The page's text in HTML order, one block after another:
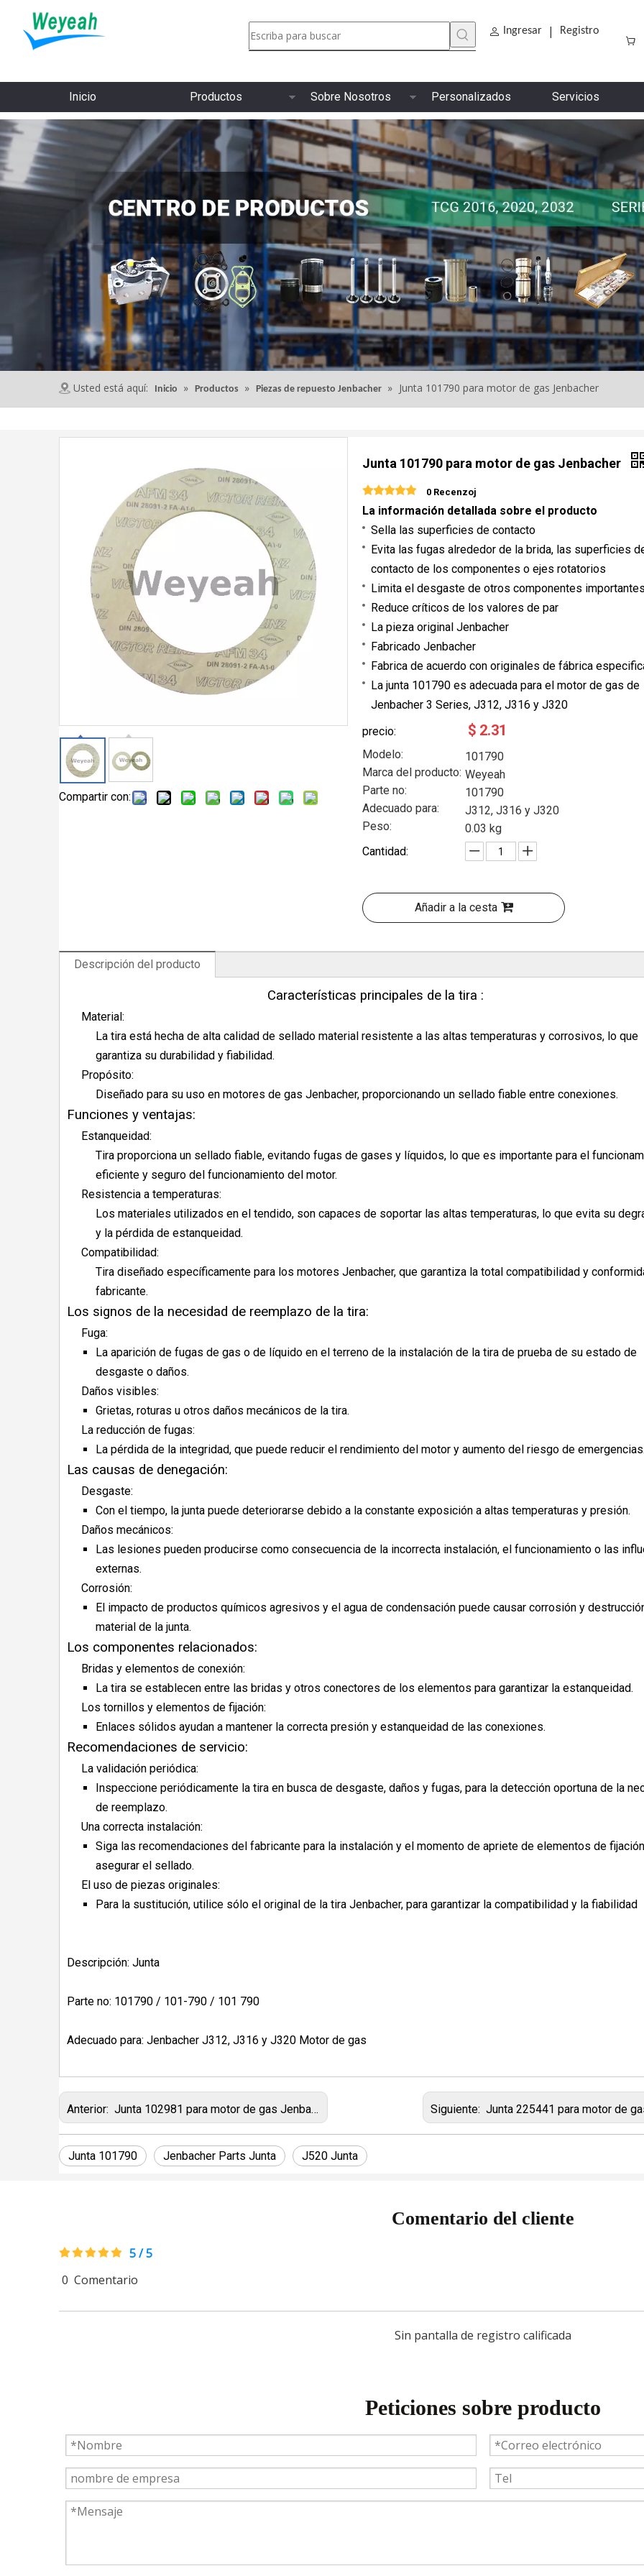
Ingresar | Registro
Inicio Productos Sobre Nosotros Personalizados Servicios
Usted está aquí: Inicio » Productos » Piezas de repuesto Jenbacher » Junta 101790 para motor de gas Jenbacher
Compartir con:
Junta 101790 para motor de gas Jenbacher
0 Recenzoj
La información detallada sobre el producto
Sella las superficies de contacto
Evita las fugas alrededor de la brida, las superficies
contacto de los componentes o ejes rotatorios
Limita el desgaste de otros componentes
Reduce críticos de los valores de par
La pieza original Jenbacher
Fabricado Jenbacher
Fabrica de acuerdo con originales de fábrica
La junta 101790 es adecuada para el motor de gas de
Jenbacher 3 Series, J312, J316 y J320
precio:
$ 2.31
Modelo:
101790
Marca del producto: Weyeah
Parte no:
101790
Adecuado para:
J312, J316 y J320
Peso:
0.03 kg
Cantidad:
Añadir a la cesta
Descripción del producto
Características principales de la tira :
Material:
La tira está hecha de alta calidad de sellado material resistente a las altas temperaturas y corrosivos, lo que
garantiza su durabilidad y fiabilidad.
Propósito:
Diseñado para su uso en motores de gas Jenbacher, proporcionando un sellado fiable entre conexiones.
Funciones y ventajas:
Estanqueidad:
Tira proporciona un sellado fiable, evitando fugas de gases y líquidos, lo que es importante para el
eficiente y seguro del funcionamiento del motor.
Resistencia a temperaturas:
Los materiales utilizados en el tendido, son capaces de soportar las altas temperaturas, lo que evita su
y la pérdida de estanqueidad.
Compatibilidad:
Tira diseñado específicamente para los motores Jenbacher, que garantiza la total compatibilidad y
fabricante.
Los signos de la necesidad de reemplazo de la tira:
Fuga:
La aparición de fugas de gas o de líquido en el terreno de la instalación de la tira de prueba de su estado de
desgaste o daños.
Daños visibles:
Grietas, roturas u otros daños mecánicos de la tira.
La reducción de fugas:
La pérdida de la integridad, que puede reducir el rendimiento del motor y aumento del riesgo de emergencias.
Las causas de denegación:
Desgaste:
Con el tiempo, la junta puede deteriorarse debido a la constante exposición a altas temperaturas y presión.
Daños mecánicos:
Las lesiones pueden producirse como consecuencia de la incorrecta instalación, el funcionamiento o las
externas.
Corrosión:
El impacto de productos químicos agresivos y el agua de condensación puede causar corrosión y
material de la junta.
Los componentes relacionados:
Bridas y elementos de conexión:
La tira se establecen entre las bridas y otros conectores de los elementos para garantizar la estanqueidad.
Los tornillos y elementos de fijación:
Enlaces sólidos ayudan a mantener la correcta presión y estanqueidad de las conexiones.
Recomendaciones de servicio:
La validación periódica:
Inspeccione periódicamente la tira en busca de desgaste, daños y fugas, para la detección oportuna de la
de reemplazo.
Una correcta instalación:
Siga las recomendaciones del fabricante para la instalación y el momento de apriete de elementos de
asegurar el sellado.
El uso de piezas originales:
Para la sustitución, utilice sólo el original de la tira Jenbacher, para garantizar la compatibilidad y la fiabilidad
Descripción: Junta
Parte no: 101790 / 101-790 / 101 790
Adecuado para: Jenbacher J312, J316 y J320 Motor de gas
Anterior: Junta 102981 para motor de gas Jenbacher Siguiente: Junta 225441 para motor de gas
Junta 101790 Jenbacher Parts Junta J520 Junta
Comentario del cliente
5 / 5
0 Comentario
Sin pantalla de registro calificada
Peticiones sobre producto